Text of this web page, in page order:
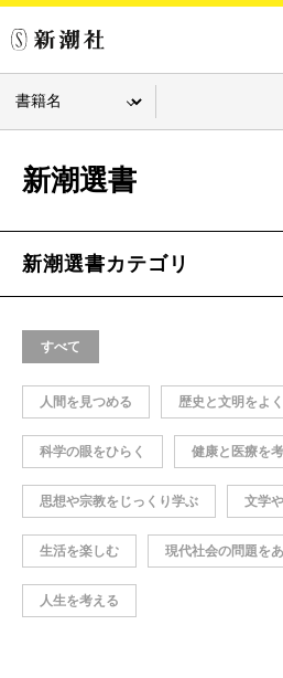
新潮選書
新潮選書カテゴリ
すべて
人間を見つめる 歴史と文明をよ
科学の眼をひらく 健康と医療を
思想や宗教をじっくり学ぶ 文学
生活を楽しむ 現代社会の問題を
人生を考える